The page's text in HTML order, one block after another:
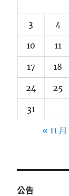
3 4
10 11
17 18
24 25
31
« 11 月
公告